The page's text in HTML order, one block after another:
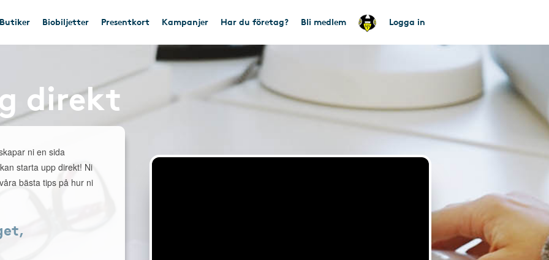
Butiker Biobiljetter Presentkort Kampanjer Har du företag? Bli medlem Logga in
direkt
ni en sida
starta upp direkt! Ni
bästa tips på hur ni